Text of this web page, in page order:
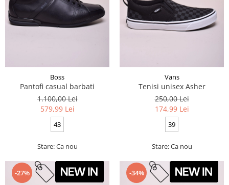
Boss
Pantofi casual barbati
1.100,00 Lei
579,99 Lei
43
Stare: Ca nou
Vans
Tenisi unisex Asher
250,00 Lei
174,99 Lei
39
Stare: Ca nou
-27% -34%